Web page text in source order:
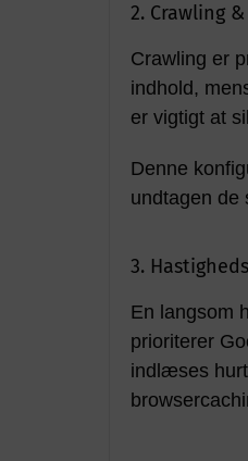
2. Crawling
Crawling er
indhold,
er vigtigt at
Denne
undtagen de
3.
En langsom
prioriterer
indlæses